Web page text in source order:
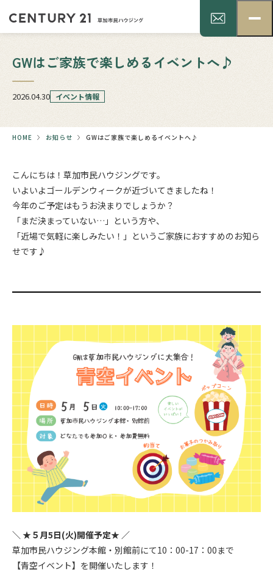
GWはご家族で楽しめるイベントへ♪
2026.04.30 イベント情報
HOME お知らせ GWはご家族で楽しめるイベントへ♪
こんにちは！草加市民ハウジングです。
いよいよゴールデンウィークが近づいてきましたね！
今年のご予定はもうお決まりでしょうか？
「まだ決まっていない…」という方や、
「近場で気軽に楽しみたい！」というご家族におすすめのお知ら
せです♪
＼ ★５月5日(火)開催予定★ ／
草加市民ハウジング本館・別館前にて10：00-17：00まで
【青空イベント】を開催いたします！